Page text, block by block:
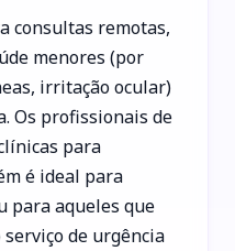
consultas remotas,
menores (por
irritação ocular)
Os profissionais de
para
é ideal para
para aqueles que
de urgência